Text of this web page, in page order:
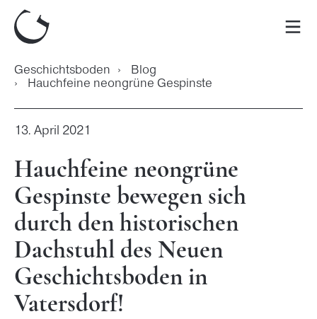
Inhalt
springen
Geschichtsboden › Blog
› Hauchfeine neongrüne Gespinste
13. April 2021
Hauchfeine neongrüne
Gespinste bewegen sich
durch den historischen
Dachstuhl des Neuen
Geschichtsboden in
Vatersdorf!